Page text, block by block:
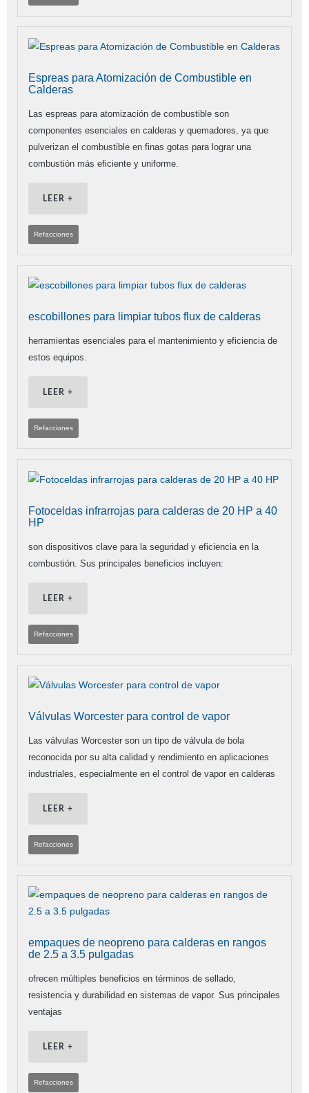
Espreas para Atomización de Combustible en
Calderas
Las espreas para atomización de combustible son
componentes esenciales en calderas y quemadores, ya que
pulverizan el combustible en finas gotas para lograr una
combustión más eficiente y uniforme.
LEER +
Refacciones
escobillones para limpiar tubos flux de calderas
herramientas esenciales para el mantenimiento y eficiencia de
estos equipos.
LEER +
Refacciones
Fotoceldas infrarrojas para calderas de 20 HP a 40
HP
son dispositivos clave para la seguridad y eficiencia en la
combustión. Sus principales beneficios incluyen:
LEER +
Refacciones
Válvulas Worcester para control de vapor
Las válvulas Worcester son un tipo de válvula de bola
reconocida por su alta calidad y rendimiento en aplicaciones
industriales, especialmente en el control de vapor en calderas
LEER +
Refacciones
empaques de neopreno para calderas en rangos
de 2.5 a 3.5 pulgadas
ofrecen múltiples beneficios en términos de sellado,
resistencia y durabilidad en sistemas de vapor. Sus principales
ventajas
LEER +
Refacciones